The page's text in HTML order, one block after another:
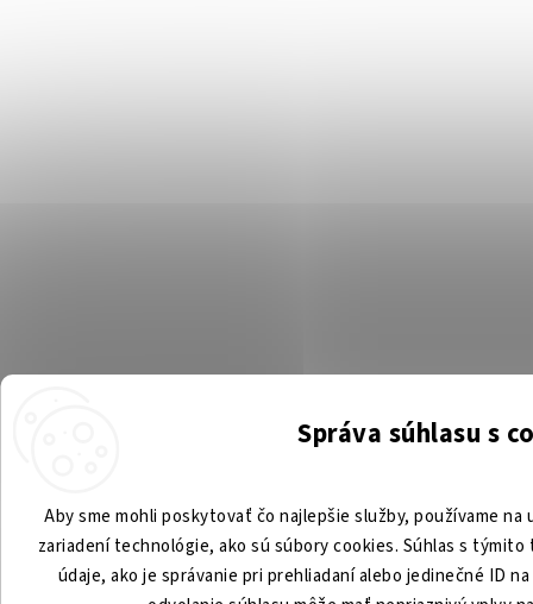
Správa súhlasu s
Aby sme mohli poskytovať čo najlepšie služby, používame
zariadení technológie, ako sú súbory cookies. Súhlas s
údaje, ako je správanie pri prehliadaní alebo jedinečné ID